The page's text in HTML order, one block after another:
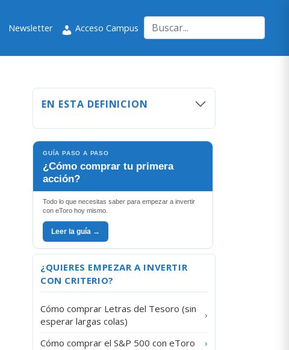
Newsletter Acceso Campus
EN ESTA DEFINICION
GUÍA PASO A PASO
¿Cómo comprar tu primera
acción?
Todo lo que necesitas saber para empezar a invertir
con eToro hoy mismo.
Leer la guía →
¿QUIERES EMPEZAR A INVERTIR
CON CRITERIO?
Cómo comprar Letras del Tesoro (sin
esperar largas colas)
›
Cómo comprar el S&P 500 con eToro
›